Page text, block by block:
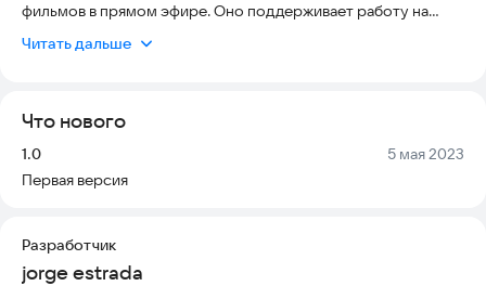
фильмов в прямом эфире. Оно поддерживает работу на
Приложение безопасно, не использует лишние разрешения
сериалы и фильмы. В приложении можно смотреть сериалы
и вы сможете наслаждаться любимыми эпизодами каждый
день. Вы получаете доступ к сотням фильмов, включая
Читать дальше
Что нового
Версия:
1.0 Дата:
5 мая 2023
Первая версия
Разработчик
jorge estrada